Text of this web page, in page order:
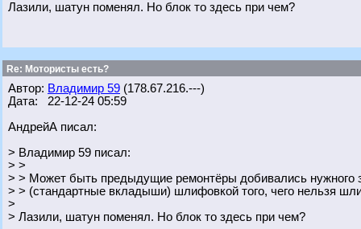
Лазили, шатун поменял. Но блок то здесь при чем?
Re: Мотористы есть?
Автор: Владимир 59 (178.67.216.---)
Дата: 22-12-24 05:59
АндрейА писал:
> Владимир 59 писал:
> >
> > Может быть предыдущие ремонтёры добивались нужного
> > (стандартные вкладыши) шлифовкой того, чего нельзя
>
> Лазили, шатун поменял. Но блок то здесь при чем?